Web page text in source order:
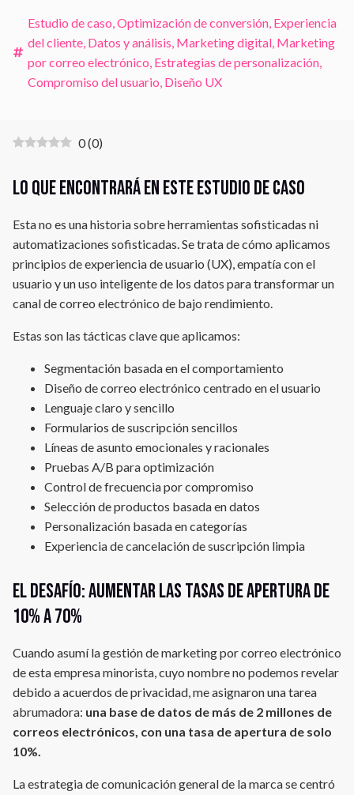
Estudio de caso,Optimización de conversión, Experiencia
del cliente, Datos y análisis, Marketing digital, Marketing
por correo electrónico, Estrategias de personalización,
Compromiso del usuario, Diseño UX
0(0)
Lo que encontrará en este estudio de caso
Esta no es una historia sobre herramientas sofisticadas ni
automatizaciones sofisticadas. Se trata de cómo aplicamos
principios de experiencia de usuario (UX), empatía con el
usuario y un uso inteligente de los datos para transformar un
canal de correo electrónico de bajo rendimiento.
Estas son las tácticas clave que aplicamos:
Segmentación basada en el comportamiento
Diseño de correo electrónico centrado en el usuario
Lenguaje claro y sencillo
Formularios de suscripción sencillos
Líneas de asunto emocionales y racionales
Pruebas A/B para optimización
Control de frecuencia por compromiso
Selección de productos basada en datos
Personalización basada en categorías
Experiencia de cancelación de suscripción limpia
El desafío: aumentar las tasas de apertura de
10% a 70%
Cuando asumí la gestión de marketing por correo electrónico
de esta empresa minorista, cuyo nombre no podemos revelar
debido a acuerdos de privacidad, me asignaron una tarea
abrumadora: una base de datos de más de 2 millones de
correos electrónicos, con una tasa de apertura de solo
10%.
La estrategia de comunicación general de la marca se centró